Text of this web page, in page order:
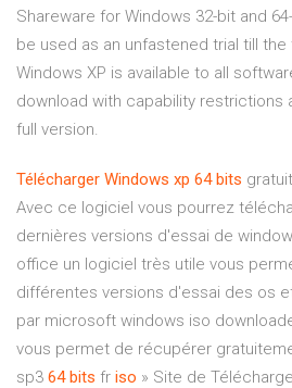
Shareware for Windows 32-bit and
be used as an unfastened trial till
Windows XP is available to all
download with capability restrictions
full version.
Télécharger Windows xp 64 bits
Avec ce logiciel vous pourrez
dernières versions d'essai de
office un logiciel très utile vous
différentes versions d'essai des os
par microsoft windows iso
vous permet de récupérer
sp3 64 bits fr iso » Site de